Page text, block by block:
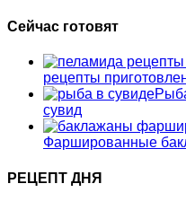
Сейчас готовят
рецепты
сувид
Фаршированные
РЕЦЕПТ ДНЯ